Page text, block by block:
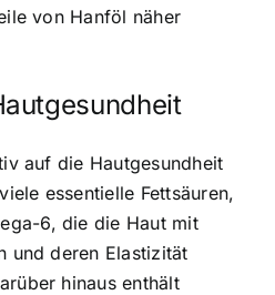
von Hanföl näher
auf die Hautgesundheit
essentielle Fettsäuren,
6, die die Haut mit
und deren Elastizität
hinaus enthält